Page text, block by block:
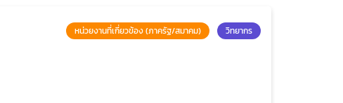
หน่วยงานที่เกี่ยวข้อง (ภาครัฐ/สมาคม) วิทยากร